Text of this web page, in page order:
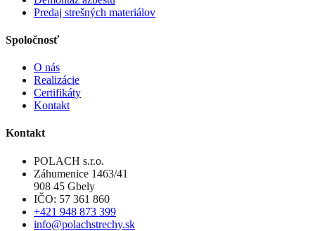
Predaj strešných materiálov
Spoločnosť
O nás
Realizácie
Certifikáty
Kontakt
Kontakt
POLACH s.r.o.
Záhumenice 1463/41
908 45 Gbely
IČO: 57 361 860
+421 948 873 399
info@polachstrechy.sk